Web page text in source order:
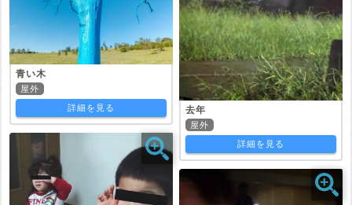
青い木
屋外
詳細を見る
去年
屋外
詳細を見る